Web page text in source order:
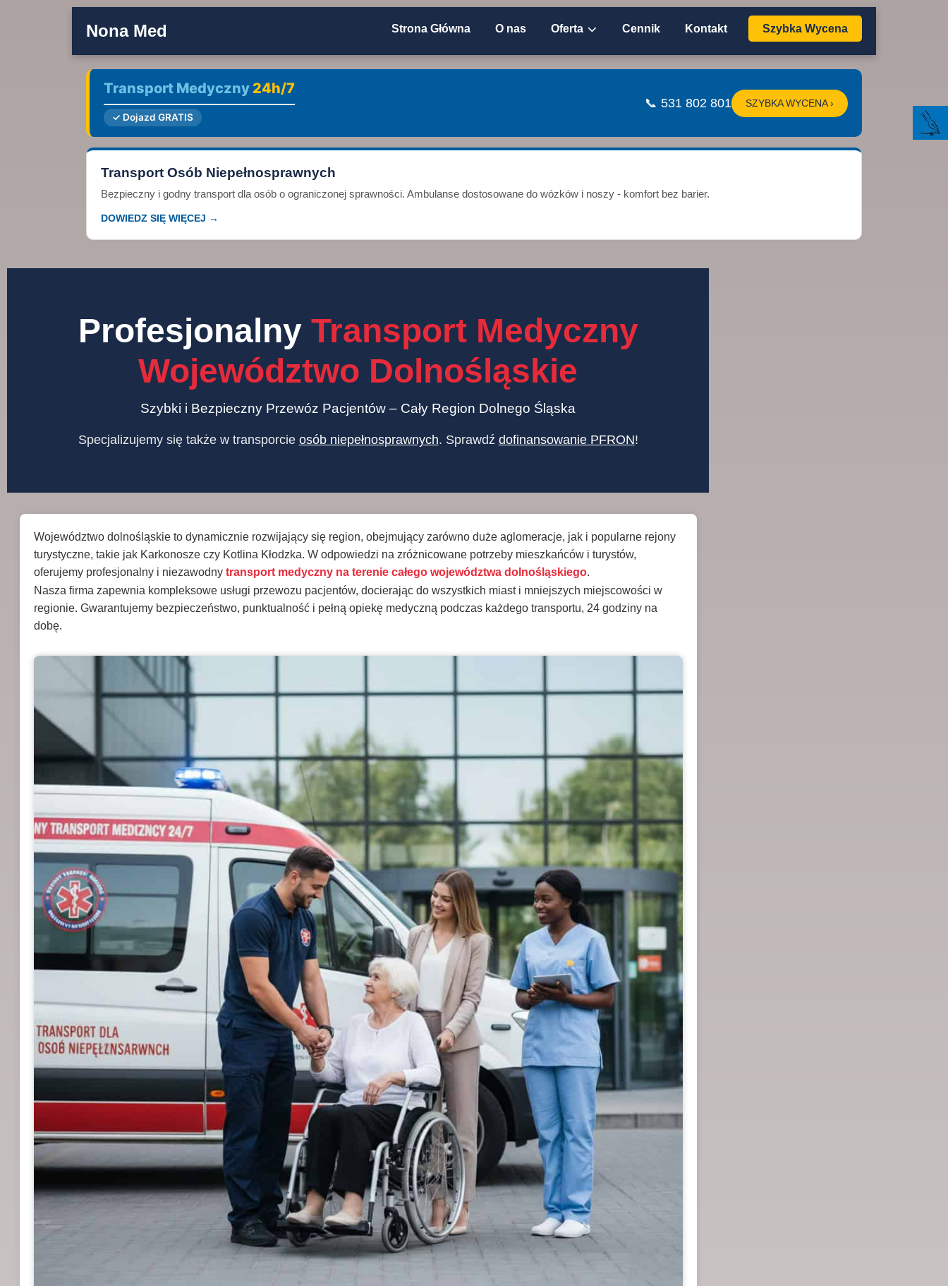
Nona Med Strona Główna O nas Oferta Cennik Kontakt Szybka Wycena
Transport Medyczny 24h/7
✓ Dojazd GRATIS
📞 531 802 801 SZYBKA WYCENA ›
Transport Osób Niepełnosprawnych
Bezpieczny i godny transport dla osób o ograniczonej sprawności. Ambulanse dostosowane do wózków i noszy - komfort bez barier.
DOWIEDZ SIĘ WIĘCEJ →
Profesjonalny Transport Medyczny
Województwo Dolnośląskie
Szybki i Bezpieczny Przewóz Pacjentów – Cały Region Dolnego Śląska
Specjalizujemy się także w transporcie osób niepełnosprawnych. Sprawdź dofinansowanie PFRON!
Województwo dolnośląskie to dynamicznie rozwijający się region, obejmujący zarówno duże aglomeracje, jak i popularne rejony
turystyczne, takie jak Karkonosze czy Kotlina Kłodzka. W odpowiedzi na zróżnicowane potrzeby mieszkańców i turystów,
oferujemy profesjonalny i niezawodny transport medyczny na terenie całego województwa dolnośląskiego.
Nasza firma zapewnia kompleksowe usługi przewozu pacjentów, docierając do wszystkich miast i mniejszych miejscowości w
regionie. Gwarantujemy bezpieczeństwo, punktualność i pełną opiekę medyczną podczas każdego transportu, 24 godziny na
dobę.